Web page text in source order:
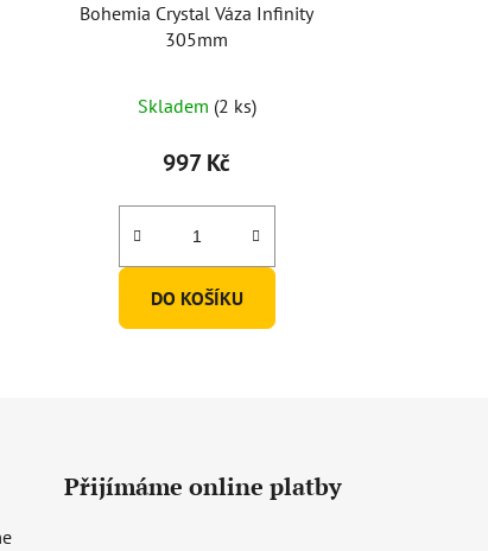
Bohemia Crystal Váza Infinity
305mm
Skladem (2 ks)
997 Kč
DO KOŠÍKU
Přijímáme online platby